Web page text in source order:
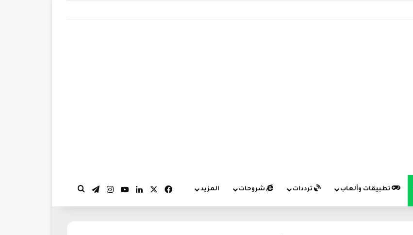
تطبيقات وألعاب ترددات شروحات المزيد فيسبوك لينكدإن‫YouTubeانستقرام
تيلقرام